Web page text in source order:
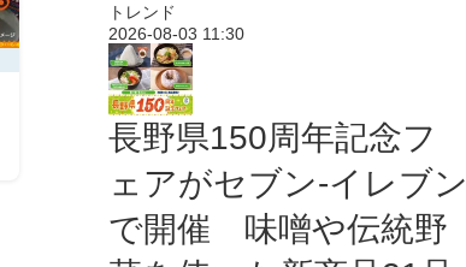
トレンド
2026-08-03 11:30
長野県150周年記念フ
ェアがセブン-イレブン
で開催 味噌や伝統野